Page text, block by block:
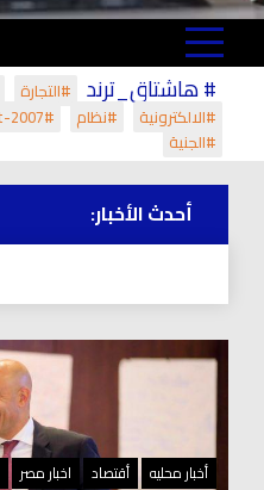
# هاشتاق_ترند #التجارة
#الالكترونية
#نظام #dailyprompt-2007
#الجنية
أحدث الأخبار:
أخبار محليه أقتصاد اخبار مصر